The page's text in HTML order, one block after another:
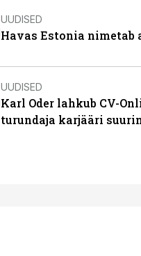
UUDISED
Havas Estonia nimetab
UUDISED
Karl Oder lahkub CV-
turundaja karjääri